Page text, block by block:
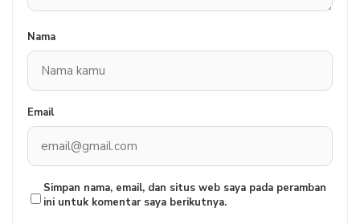
Nama
Email
Simpan nama, email, dan situs web saya pada peramban
ini untuk komentar saya berikutnya.